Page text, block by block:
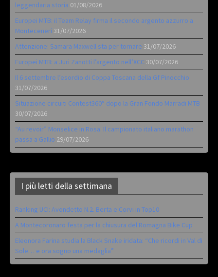
leggendaria storia 01/08/2026
Europei MTB: il Team Relay firma il secondo argento azzurro a
Monteceneri 31/07/2026
Attenzione: Samara Maxwell sta per tornare 31/07/2026
Europei MTB: a Juri Zanotti l’argento nell’XCC 30/07/2026
Il 6 settembre l’esordio di Coppa Toscana della Gf Pinocchio
31/07/2026
Situazione circuiti Contest360° dopo la Gran Fondo Marradi MTB
30/07/2026
“Au revoir” Monselice in Rosa. Il campionato italiano marathon
passa a Gallio 29/07/2026
I più letti della settimana
Ranking UCI: Avondetto N.2. Berta e Corvi in Top10
A Montecoronaro festa per la chiusura del Romagna Bike Cup
Eleonora Farina studia la Black Snake iridata: “Che ricordi in Val di
Sole… e ora sogno una medaglia”